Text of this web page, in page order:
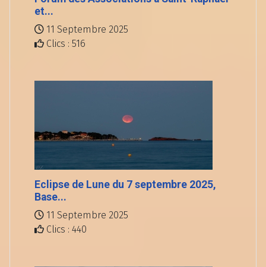
et...
11 Septembre 2025
Clics : 516
Eclipse de Lune du 7 septembre 2025,
Base...
11 Septembre 2025
Clics : 440